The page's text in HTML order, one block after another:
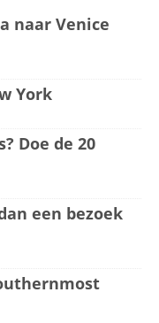
naar Venice
York
Doe de 20
een bezoek